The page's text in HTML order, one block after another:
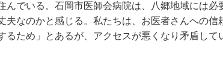
んでいる。石岡市医師会病院は、八郷地域には
夫なのかと感じる。私たちは、お医者さんへの
るため」とあるが、アクセスが悪くなり矛盾し